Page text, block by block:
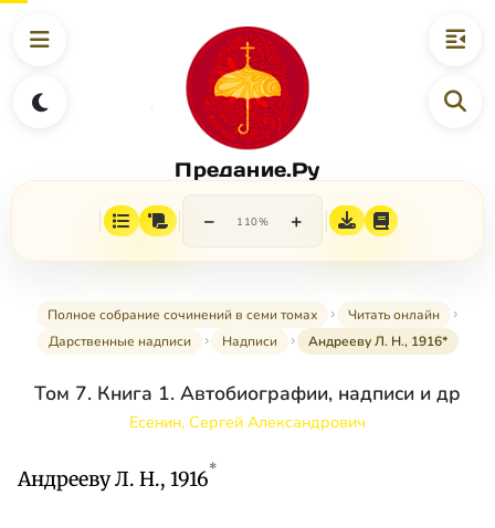
Предание.Ру
− 110% +
Полное собрание сочинений в семи томах
Читать онлайн
Дарственные надписи
Надписи Андрееву Л. Н., 1916*
Том 7. Книга 1. Автобиографии, надписи и др
Есенин, Сергей Александрович
Андрееву Л. Н., 1916*